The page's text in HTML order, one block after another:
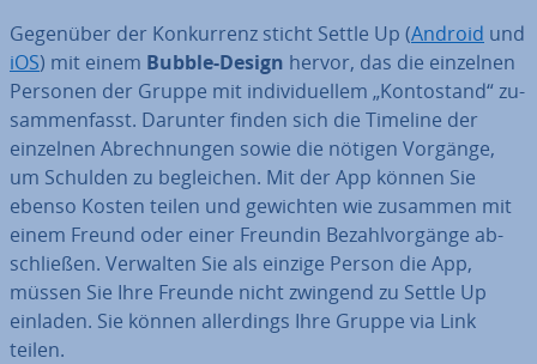
Gegenüber der Kon­kur­renz sticht Settle Up (Android und
iOS) mit einem Bubble-Design hervor, das die einzelnen
Personen der Gruppe mit in­di­vi­du­el­lem „Kon­to­stand“ zu­
sam­men­fasst. Darunter finden sich die Timeline der
einzelnen Ab­rech­nun­gen sowie die nötigen Vorgänge,
um Schulden zu be­glei­chen. Mit der App können Sie
ebenso Kosten teilen und gewichten wie zusammen mit
einem Freund oder einer Freundin Be­zahl­vor­gän­ge ab­
schlie­ßen. Verwalten Sie als einzige Person die App,
müssen Sie Ihre Freunde nicht zwingend zu Settle Up
einladen. Sie können al­ler­dings Ihre Gruppe via Link
teilen.